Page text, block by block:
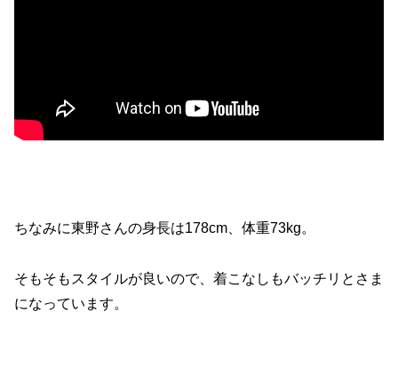
ちなみに東野さんの身長は178cm、体重73kg。
そもそもスタイルが良いので、着こなしもバッチリとさま
になっています。